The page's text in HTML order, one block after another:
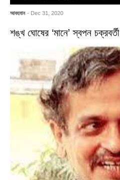
আবহমান - Dec 31, 2020
শঙ্খ ঘোষের ‘মানে’ স্বপন চক্রবর্তী